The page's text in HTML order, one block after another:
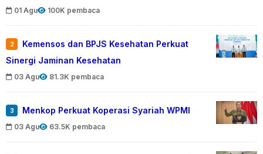
01 Agu 100K pembaca
2
Kemensos dan BPJS Kesehatan Perkuat
Sinergi Jaminan Kesehatan
03 Agu 81.3K pembaca
3 Menkop Perkuat Koperasi Syariah WPMI
03 Agu 63.5K pembaca